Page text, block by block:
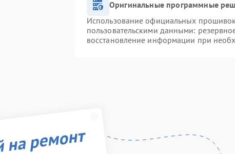
Оригинальные программные
Использование официальных
пользовательскими данными:
восстановление информации при